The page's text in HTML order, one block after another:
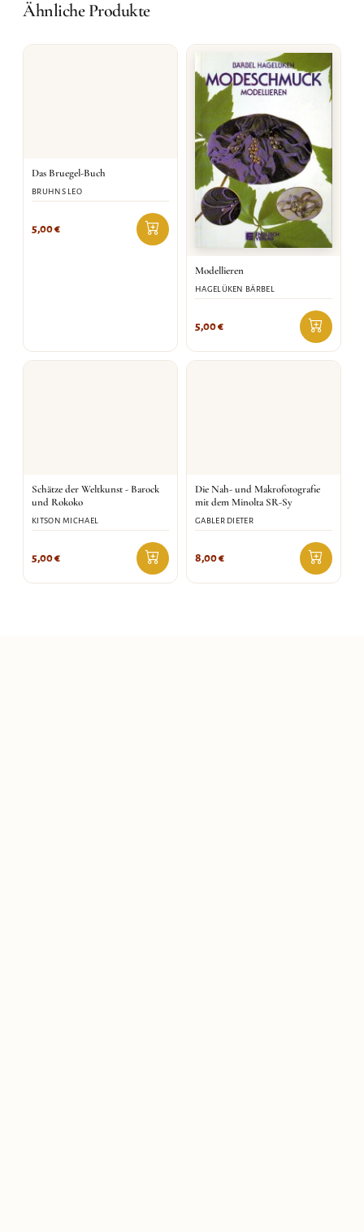
Ähnliche Produkte
Das Bruegel-Buch
BRUHNS LEO
5,00€
Modellieren
HAGELÜKEN BÄRBEL
5,00€
Schätze der Weltkunst - Barock
und Rokoko
KITSON MICHAEL
5,00€
Die Nah- und Makrofotografie
mit dem Minolta SR-Sy
GABLER DIETER
8,00€